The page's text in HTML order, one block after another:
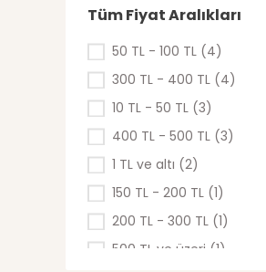
Tüm Fiyat Aralıkları
50 TL - 100 TL (4)
300 TL - 400 TL (4)
10 TL - 50 TL (3)
400 TL - 500 TL (3)
1 TL ve altı (2)
150 TL - 200 TL (1)
200 TL - 300 TL (1)
500 TL ve üzeri (1)